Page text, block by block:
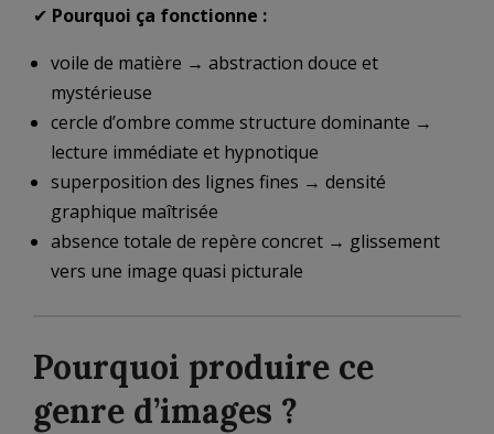
✔ Pourquoi ça fonctionne :
voile de matière → abstraction douce et
mystérieuse
cercle d’ombre comme structure dominante →
lecture immédiate et hypnotique
superposition des lignes fines → densité
graphique maîtrisée
absence totale de repère concret → glissement
vers une image quasi picturale
Pourquoi produire ce
genre d’images ?